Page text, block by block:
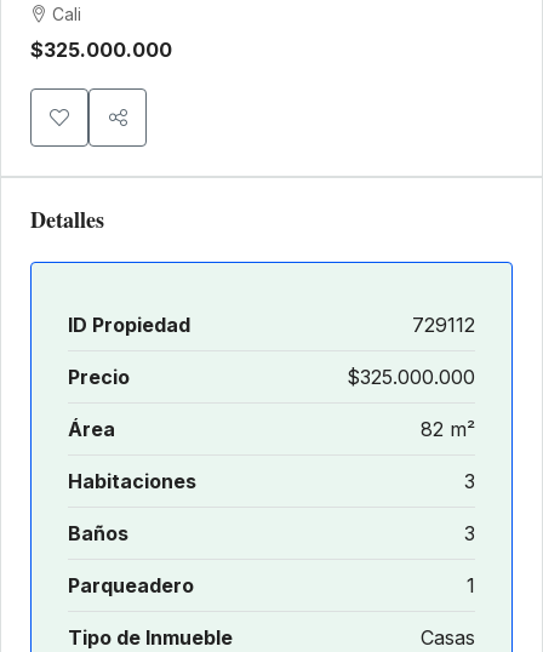
Cali
$325.000.000
Detalles
ID Propiedad 729112
Precio $325.000.000
Área 82 m²
Habitaciones 3
Baños 3
Parqueadero 1
Tipo de Inmueble Casas